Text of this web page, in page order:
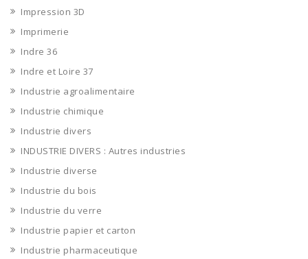
Impression 3D
Imprimerie
Indre 36
Indre et Loire 37
Industrie agroalimentaire
Industrie chimique
Industrie divers
INDUSTRIE DIVERS : Autres industries
Industrie diverse
Industrie du bois
Industrie du verre
Industrie papier et carton
Industrie pharmaceutique